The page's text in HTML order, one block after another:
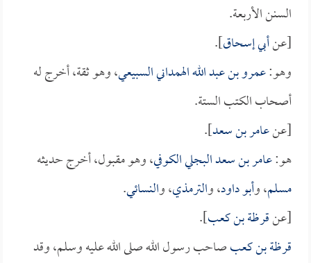
السنن الأربعة.
[عنأبي إسحاق].
وهو:عمرو بن عبد الله الهمداني السبيعي، وهو ثقة، أخرج له
أصحاب الكتب الستة.
[عنعامر بن سعد].
هو:عامر بن سعد البجلي الكوفي، وهو مقبول، أخرج حديثه
مسلم، وأبو داود، والترمذي، والنسائي.
[عنقرظة بن كعب].
قرظة بن كعبصاحب رسول الله صلى الله عليه وسلم، وقد